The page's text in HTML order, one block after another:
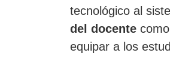
tecnológico al
del docente
equipar a los